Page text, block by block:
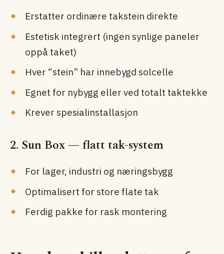
Erstatter ordinære takstein direkte
Estetisk integrert (ingen synlige paneler
oppå taket)
Hver “stein” har innebygd solcelle
Egnet for nybygg eller ved totalt taktekke
Krever spesialinstallasjon
2. Sun Box — flatt tak-system
For lager, industri og næringsbygg
Optimalisert for store flate tak
Ferdig pakke for rask montering